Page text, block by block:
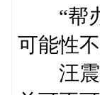
“帮办
可能性
汪震刚